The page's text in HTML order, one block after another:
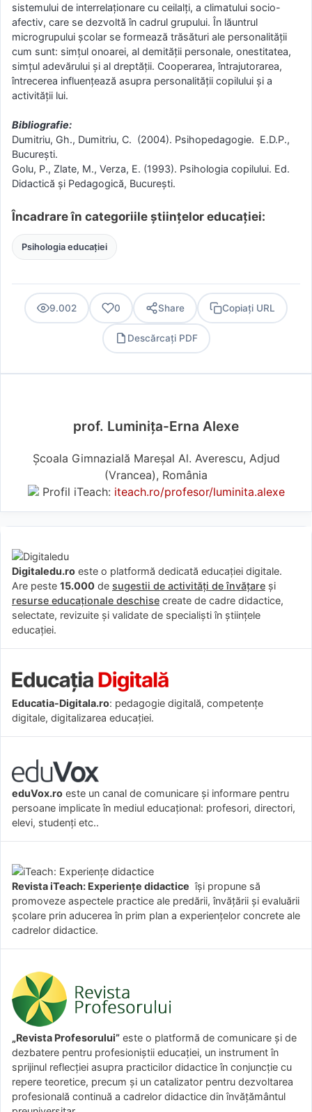
sistemului de interrelaţionare cu ceilalţi, a climatului socio-
afectiv, care se dezvoltă în cadrul grupului. În lăuntrul
microgrupului şcolar se formează trăsături ale personalităţii
cum sunt: simţul onoarei, al demităţii personale, onestitatea,
simţul adevărului şi al dreptăţii. Cooperarea, întrajutorarea,
întrecerea influenţează asupra personalităţii copilului şi a
activităţii lui.
Bibliografie:
Dumitriu, Gh., Dumitriu, C. (2004). Psihopedagogie. E.D.P.,
Bucureşti.
Golu, P., Zlate, M., Verza, E. (1993). Psihologia copilului. Ed.
Didactică şi Pedagogică, Bucureşti.
Încadrare în categoriile științelor educației:
Psihologia educației
9.002 0 Share Copiați URL
Descărcați PDF
prof. Luminița-Erna Alexe
Școala Gimnazială Mareșal Al. Averescu, Adjud
(Vrancea), România
Profil iTeach: iteach.ro/profesor/luminita.alexe
Digitaledu.ro este o platformă dedicată educației digitale.
Are peste 15.000 de sugestii de activități de învățare și
resurse educaționale deschise create de cadre didactice,
selectate, revizuite și validate de specialiști în științele
educației.
Educatia-Digitala.ro: pedagogie digitală, competențe
digitale, digitalizarea educației.
eduVox.ro este un canal de comunicare și informare pentru
persoane implicate în mediul educațional: profesori, directori,
elevi, studenți etc..
Revista iTeach: Experienţe didactice îşi propune să
promoveze aspectele practice ale predării, învăţării şi evaluării
şcolare prin aducerea în prim plan a experienţelor concrete ale
cadrelor didactice.
„Revista Profesorului” este o platformă de comunicare și de
dezbatere pentru profesioniștii educației, un instrument în
sprijinul reflecției asupra practicilor didactice în conjuncție cu
repere teoretice, precum și un catalizator pentru dezvoltarea
profesională continuă a cadrelor didactice din învățământul